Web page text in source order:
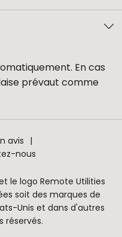
En cas
prévaut comme
avis
nous
le logo Remote Utilities
soit des marques de
Unis et dans d'autres
réservés.